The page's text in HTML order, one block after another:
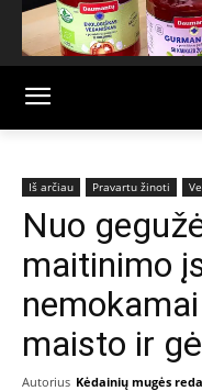
Iš arčiau Pravartu žinoti
Nuo
maitinimo
maisto ir
Autorius Kėdainių mugės